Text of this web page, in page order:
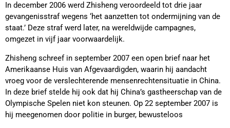
In december 2006 werd Zhisheng veroordeeld tot drie jaar
gevangenisstraf wegens ‘het aanzetten tot ondermijning van de
staat.’ Deze straf werd later, na wereldwijde campagnes,
omgezet in vijf jaar voorwaardelijk.
Zhisheng schreef in september 2007 een open brief naar het
Amerikaanse Huis van Afgevaardigden, waarin hij aandacht
vroeg voor de verslechterende mensenrechtensituatie in China.
In deze brief stelde hij ook dat hij China’s gastheerschap van de
Olympische Spelen niet kon steunen. Op 22 september 2007 is
hij meegenomen door politie in burger, bewusteloos